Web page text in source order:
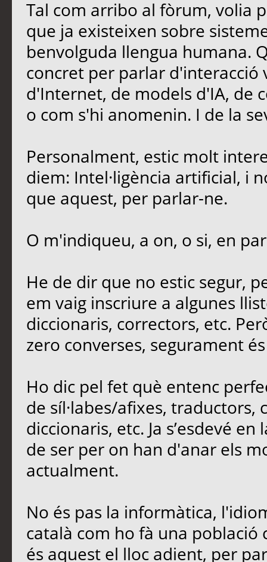
Tal com arribo al fòrum, volia
que ja existeixen sobre
benvolguda llengua humana.
concret per parlar d'interacció
d'Internet, de models d'IA, de
o com s'hi anomenin. I de la
Personalment, estic molt
diem: Intel·ligència artificial, i
que aquest, per parlar-ne.
O m'indiqueu, a on, o si, en
He de dir que no estic segur,
em vaig inscriure a algunes
diccionaris, correctors, etc.
zero converses, segurament
Ho dic pel fet què entenc
de síl·labes/afixes, traductors,
diccionaris, etc. Ja s’esdevé
de ser per on han d'anar els
actualment.
No és pas la informàtica,
català com ho fà una població
és aquest el lloc adient, per